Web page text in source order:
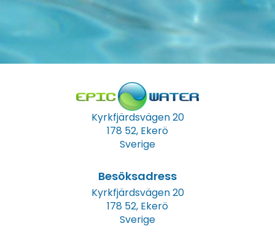
Kyrkfjärdsvägen 20
178 52, Ekerö
Sverige
Besöksadress
Kyrkfjärdsvägen 20
178 52, Ekerö
Sverige